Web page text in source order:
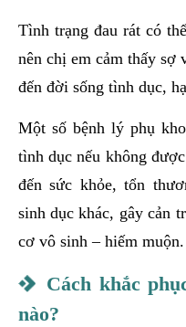
Tình trạng đau rát có
nên chị em cảm thấy sợ
đến đời sống tình dục,
Một số bệnh lý phụ
tình dục nếu không
đến sức khỏe, tổn
sinh dục khác, gây cản
cơ vô sinh – hiếm muộn.
Cách khắc
nào?